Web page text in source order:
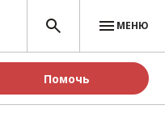
МЕНЮ
Помочь